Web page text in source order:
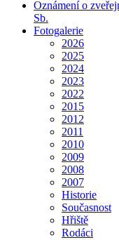
Oznámení o
Sb.
Fotogalerie
2026
2025
2024
2023
2022
2015
2012
2011
2010
2009
2008
2007
Historie
Současnost
Hřiště
Rodáci